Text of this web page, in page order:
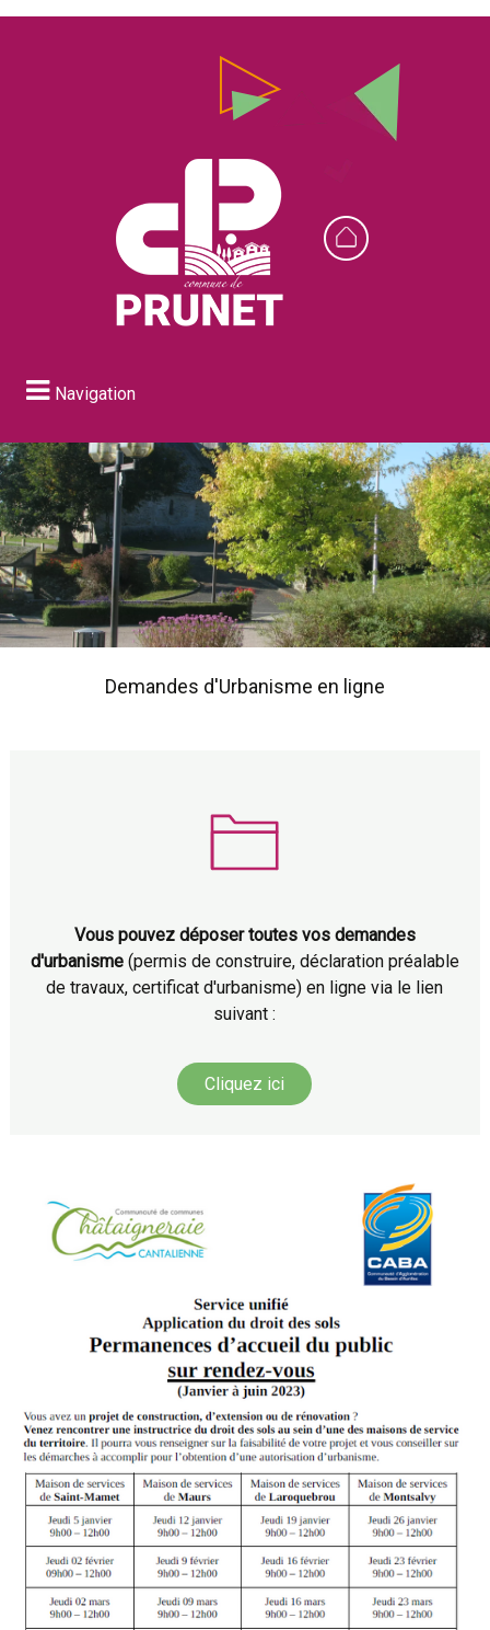
Navigation
Demandes d'Urbanisme en ligne
Vous pouvez déposer toutes vos demandes
d'urbanisme(permis de construire, déclaration préalable
de travaux, certificat d'urbanisme) en ligne via le lien
suivant :
Cliquez ici